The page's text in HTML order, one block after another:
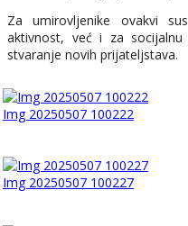
Za umirovljenike ovakvi
aktivnost, već i za socijalnu
stvaranje novih prijateljstava.
Img 20250507 100222
Img 20250507 100227